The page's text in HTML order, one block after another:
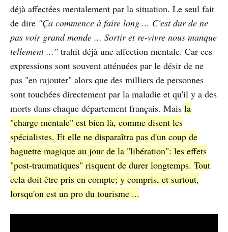
déjà affectées mentalement par la situation. Le seul fait
de dire "Ça commence à faire long ... C'est dur de ne
pas voir grand monde ... Sortir et re-vivre nous manque
tellement ..." trahit déjà une affection mentale. Car ces
expressions sont souvent atténuées par le désir de ne
pas "en rajouter" alors que des milliers de personnes
sont touchées directement par la maladie et qu'il y a des
morts dans chaque département français. Mais la
"charge mentale" est bien là, comme disent les
spécialistes. Et elle ne disparaîtra pas d'un coup de
baguette magique au jour de la "libération": les effets
"post-traumatiques" risquent de durer longtemps. Tout
cela doit être pris en compte; y compris, et surtout,
lorsqu'on est un pro du tourisme ...